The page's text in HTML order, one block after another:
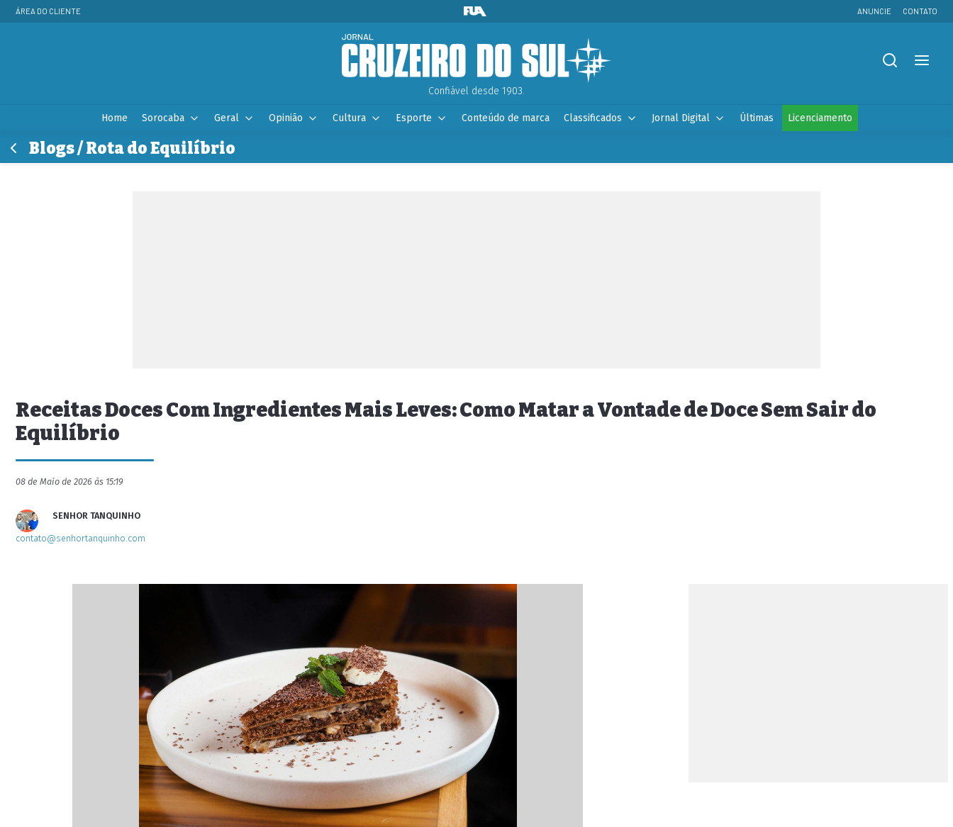
ÁREA DO CLIENTE ANUNCIE CONTATO
Confiável desde 1903.
Home Sorocaba Geral Opinião Cultura Esporte Conteúdo de marca Classificados Jornal Digital Últimas Licenciamento
Blogs / Rota do Equilíbrio
Receitas Doces Com Ingredientes Mais Leves: Como Matar a Vontade de Doce Sem Sair do
Equilíbrio
08 de Maio de 2026 às 15:19
SENHOR TANQUINHO
contato@senhortanquinho.com